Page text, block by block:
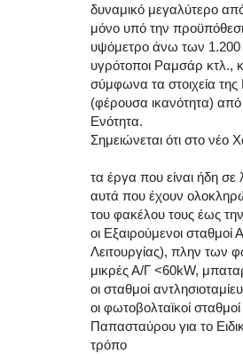
δυναμικό μεγαλύτερο
μόνο υπό την
υψόμετρο άνω των 1.200
υγρότοποι Ραμσάρ κτλ.,
σύμφωνα τα στοιχεία
(φέρουσα ικανότητα) από
Ενότητα.
Σημειώνεται ότι στο νέο
τα έργα που είναι ήδη σε
αυτά που έχουν
του φακέλου τους έως
οι Εξαιρούμενοι
Λειτουργίας), πλην των
μικρές Α/Γ <60kW,
οι σταθμοί
οι φωτοβολταϊκοί
Παπασταύρου για το
τρόπο